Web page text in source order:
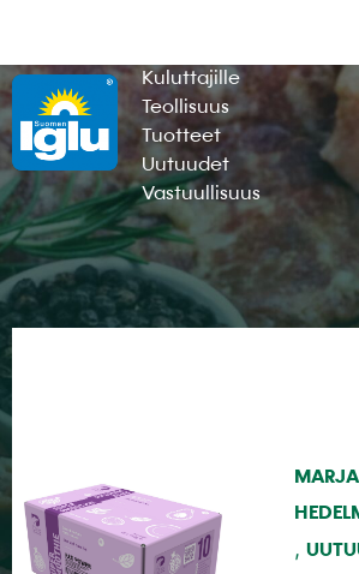
Kuluttajille
Teollisuus
Tuotteet
Uutuudet
Vastuullisuus
,